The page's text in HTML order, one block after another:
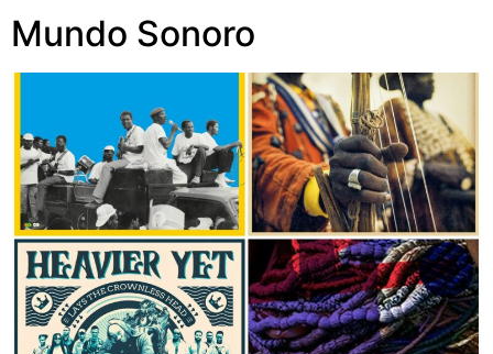
Mundo Sonoro